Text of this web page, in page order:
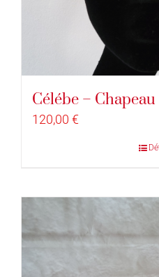
Célébe –
120,00 €